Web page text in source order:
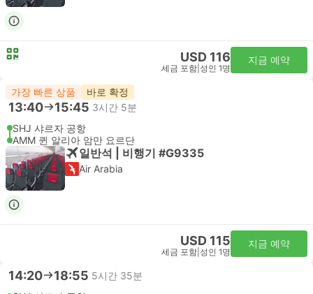
USD 116
세금 포함 성인 1명
지금 예약
가장 빠른 상품 바로 확정
13:40 15:45 3시간 5분
SHJ 샤르자 공항
AMM 퀸 알리아 암만 요르단
일반석 | 비행기 #G9335
Air Arabia
USD 115
세금 포함 성인 1명
지금 예약
14:20 18:55 5시간 35분